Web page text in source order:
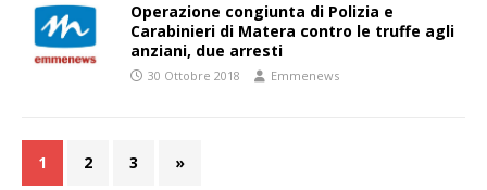
Operazione congiunta di Polizia e
Carabinieri di Matera contro le truffe agli
anziani, due arresti
30 Ottobre 2018 Emmenews
1 2 3 »